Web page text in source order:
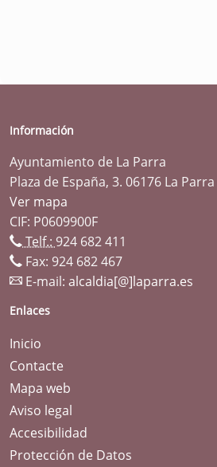
Información
Ayuntamiento de La Parra
Plaza de España, 3. 06176 La
Ver mapa
CIF: P0609900F
Telf.: 924 682 411
Fax: 924 682 467
E-mail: alcaldia[@]laparra.es
Enlaces
Inicio
Contacte
Mapa web
Aviso legal
Accesibilidad
Protección de Datos